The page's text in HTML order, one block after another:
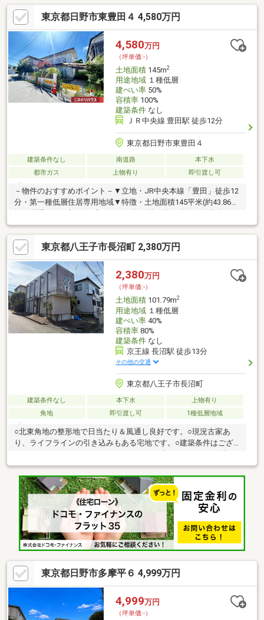
で、 お好みのハウスメーカー・工務店にて、ご希望の住まいを
建築いただけます■ ご希望の住まい探しをお手伝いします物件の
詳細・ご相談はお気軽にお問い合わせください。
東京都日野市東豊田４ 4,580万円
4,580万円
（坪単価:-）
土地面積145m2
用途地域１種低層
建ぺい率50%
容積率100%
建築条件なし
ＪＲ中央線 豊田駅 徒歩12分
東京都日野市東豊田４
建築条件なし 南道路
本下水
都市ガス
上物有り 即引渡し可
－物件のおすすめポイント－▼立地・JR中央本線「豊田」徒歩12
分・第一種低層住居専用地域▼特徴・土地面積145平米(約43.86
の公道・建築条件付宅地販売ではありません・お好きなハウスメ
ーカー・工務店で建築可能・即お引渡し可能(残金精算後)▼周辺
環境・コープみらいミニコープ吹上店 徒歩4分(約310m)・日野市
立豊田小学校 徒歩7分(約520m)・吹上公園 徒歩2分(約100m)■ ご
希望の住まい探しをお手伝いします ━━━━━・・・物件の詳
細・ご相談はお気軽にお問い合わせください。
東京都八王子市長沼町 2,380万円
2,380万円
（坪単価:-）
土地面積101.79m2
用途地域１種低層
建ぺい率40%
容積率80%
建築条件なし
京王線 長沼駅 徒歩13分
その他の交通
東京都八王子市長沼町
建築条件なし 本下水
上物有り
角地
即引渡し可 1種低層地域
○北東角地の整形地で日当たり＆風通し良好です。○現況古家あ
り、ライフラインの引き込みもある宅地です。○建築条件はござ
いませんので、お好きなハウスメーカーで建てられます。○測
量、建物解体、更地渡しなどのご相談も可能です。コメント欄へ
ご要望を記載の上、お問い合わせください。
東京都日野市多摩平６ 4,999万円
4,999万円
（坪単価:-）